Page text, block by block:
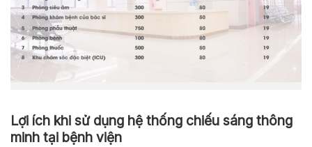
Lợi ích khi sử dụng hệ thống chiếu sáng thông
minh tại bệnh viện